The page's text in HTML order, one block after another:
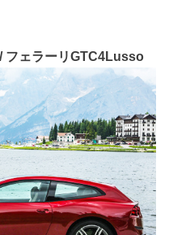
フェラーリGTC4Lusso